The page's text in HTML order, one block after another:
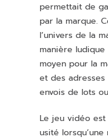
permettait de
par la marque.
l’univers de la
manière
moyen pour la
et des
envois de lots
Le jeu vidéo
usité